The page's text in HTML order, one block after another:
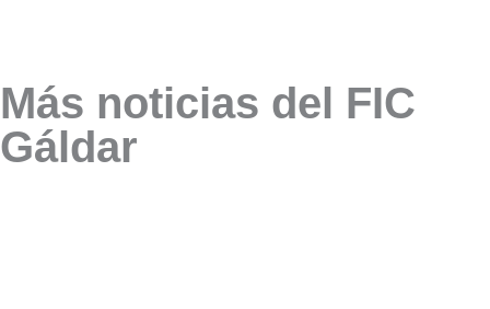
Más noticias del FIC
Gáldar